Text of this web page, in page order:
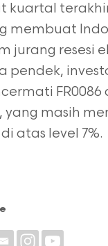
kuartal
membuat
jurang resesi
pendek,
FR0086
yang masih
atas level 7%.